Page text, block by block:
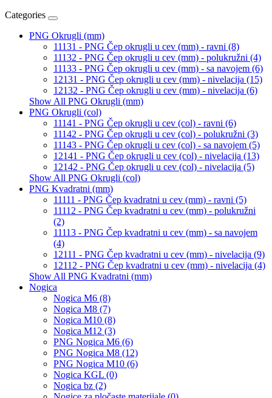
Categories
PNG Okrugli (mm)
11131 - PNG Čep okrugli u cev (mm) - ravni (8)
11132 - PNG Čep okrugli u cev (mm) - polukružni (4)
11133 - PNG Čep okrugli u cev (mm) - sa navojem (6)
12131 - PNG Čep okrugli u cev (mm) - nivelacija (15)
12132 - PNG Čep okrugli u cev (mm) - nivelacija (6)
Show All PNG Okrugli (mm)
PNG Okrugli (col)
11141 - PNG Čep okrugli u cev (col) - ravni (6)
11142 - PNG Čep okrugli u cev (col) - polukružni (3)
11143 - PNG Čep okrugli u cev (col) - sa navojem (5)
12141 - PNG Čep okrugli u cev (col) - nivelacija (13)
12142 - PNG Čep okrugli u cev (col) - nivelacija (5)
Show All PNG Okrugli (col)
PNG Kvadratni (mm)
11111 - PNG Čep kvadratni u cev (mm) - ravni (5)
11112 - PNG Čep kvadratni u cev (mm) - polukružni
(2)
11113 - PNG Čep kvadratni u cev (mm) - sa navojem
(4)
12111 - PNG Čep kvadratni u cev (mm) - nivelacija (9)
12112 - PNG Čep kvadratni u cev (mm) - nivelacija (4)
Show All PNG Kvadratni (mm)
Nogica
Nogica M6 (8)
Nogica M8 (7)
Nogica M10 (8)
Nogica M12 (3)
PNG Nogica M6 (6)
PNG Nogica M8 (12)
PNG Nogica M10 (6)
Nogica KGL (0)
Nogica bz (2)